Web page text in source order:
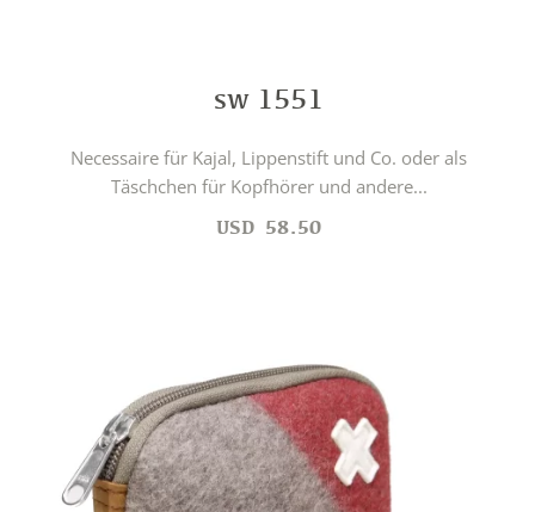
sw 1551
Necessaire für Kajal, Lippenstift und Co. oder als
Täschchen für Kopfhörer und andere...
USD 58.50